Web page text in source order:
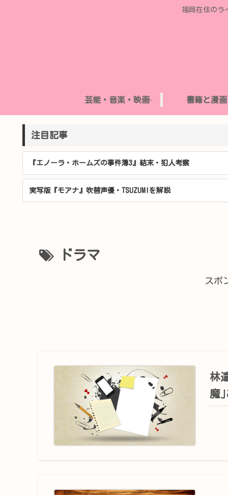
福岡在住のラ
芸能・音楽・映画 書籍と漫画
注目記事
『エノーラ・ホームズの事件簿3』結末・犯人考察
実写版『モアナ』吹替声優・TSUZUMIを解説
ドラマ
スポ
林
魔